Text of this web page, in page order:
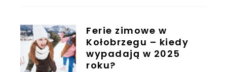
Ferie zimowe w
Kołobrzegu – kiedy
wypadają w 2025
roku?